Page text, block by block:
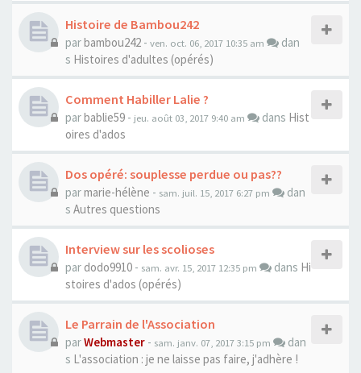
Histoire de Bambou242
parbambou242 - ven. oct. 06, 2017 10:35 am
dan
s Histoires d'adultes (opérés)
Comment Habiller Lalie ?
parbablie59 - jeu. août 03, 2017 9:40 am dans Hist
oires d'ados
Dos opéré: souplesse perdue ou pas??
parmarie-hélène - sam. juil. 15, 2017 6:27 pm
dan
s Autres questions
Interview sur les scolioses
par dodo9910 - sam. avr. 15, 2017 12:35 pm dans Hi
stoires d'ados (opérés)
Le Parrain de l'Association
parWebmaster - sam. janv. 07, 2017 3:15 pm
dan
s L'association : je ne laisse pas faire, j'adhère !